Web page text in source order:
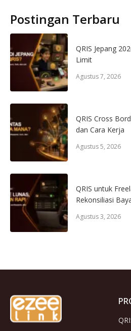
Postingan Terbaru
QRIS Jepang
Limit
Agustus 7, 2026
QRIS Cross
dan Cara Kerja
Agustus 5, 2026
QRIS untuk
Rekonsiliasi
Agustus 3, 2026